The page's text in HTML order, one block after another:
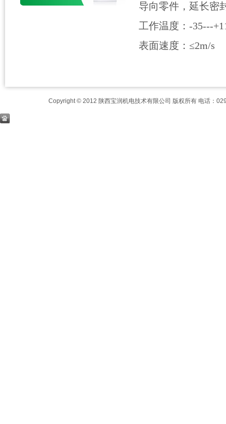
导向零件，延长密
工作温度：-35---
表面速度：≤2m/s
Copyright © 2012 陕西宝润机电技术有限公司 版权所有 电话：